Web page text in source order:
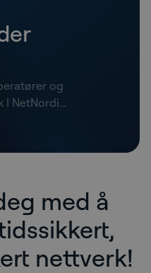
og
NetNordi...
med å
nettverk!